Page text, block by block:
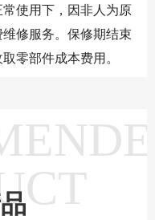
使用下，因非人为原
修服务。保修期结束
零部件成本费用。